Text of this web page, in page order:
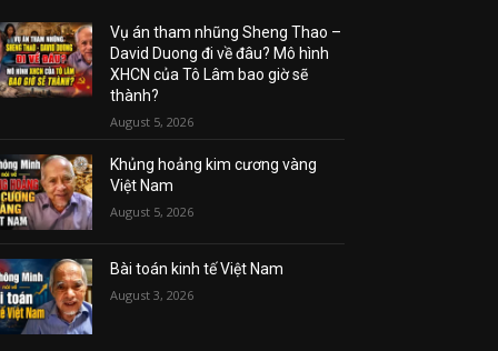
Vụ án tham nhũng Sheng Thao –
David Duong đi về đâu? Mô hình
XHCN của Tô Lâm bao giờ sẽ
thành?
August 5, 2026
Khủng hoảng kim cương vàng
Việt Nam
August 5, 2026
Bài toán kinh tế Việt Nam
August 3, 2026